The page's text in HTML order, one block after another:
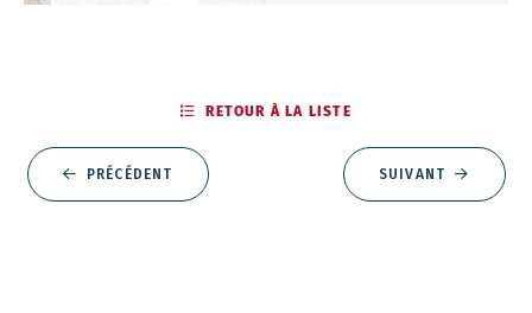
PRÉCÉDENT
RETOUR À LA LISTE
SUIVANT